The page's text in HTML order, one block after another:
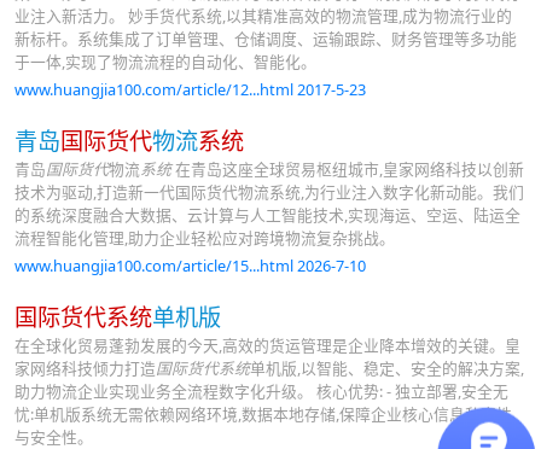
业注入新活力。 妙手货代系统,以其精准高效的物流管理,成为物流行业的
新标杆。系统集成了订单管理、仓储调度、运输跟踪、财务管理等多功能
于一体,实现了物流流程的自动化、智能化。
www.huangjia100.com/article/12...html 2017-5-23
青岛国际货代物流系统
青岛国际货代物流系统在青岛这座全球贸易枢纽城市,皇家网络科技以创新
技术为驱动,打造新一代国际货代物流系统,为行业注入数字化新动能。我们
的系统深度融合大数据、云计算与人工智能技术,实现海运、空运、陆运全
流程智能化管理,助力企业轻松应对跨境物流复杂挑战。
www.huangjia100.com/article/15...html 2026-7-10
国际货代系统单机版
在全球化贸易蓬勃发展的今天,高效的货运管理是企业降本增效的关键。皇
家网络科技倾力打造国际货代系统单机版,以智能、稳定、安全的解决方案,
助力物流企业实现业务全流程数字化升级。 核心优势: - 独立部署,安全无
忧:单机版系统无需依赖网络环境,数据本地存储,保障企业核心信息私密性
与安全性。